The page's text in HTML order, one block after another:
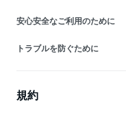
安心安全なご利用のために
トラブルを防ぐために
規約